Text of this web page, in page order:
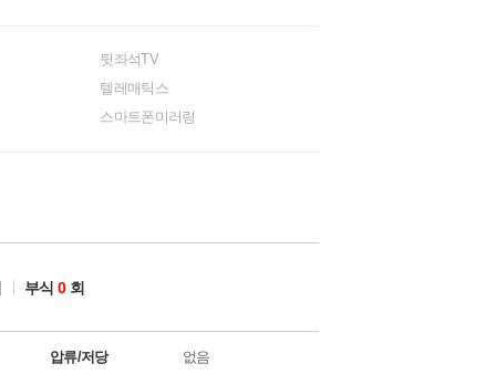
뒷좌석TV
텔레매틱스
스마트폰미러링
부식0회
압류/저당 없음